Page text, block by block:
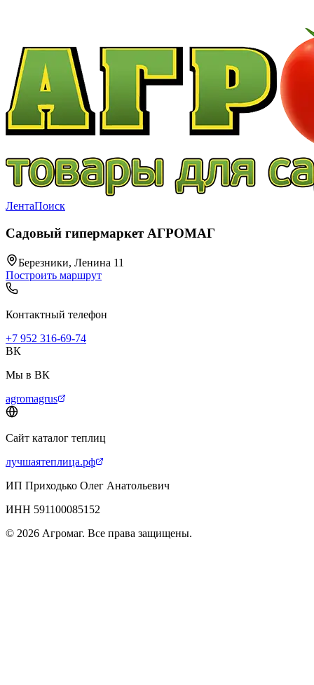
ЛентаПоиск
Садовый гипермаркет АГРОМАГ
Березники, Ленина 11
Построить маршрут
Контактный телефон
+7 952 316-69-74
ВК
Мы в ВК
agromagrus
Сайт каталог теплиц
лучшаятеплица.рф
ИП Приходько Олег Анатольевич
ИНН 591100085152
© 2026 Агромаг. Все права защищены.